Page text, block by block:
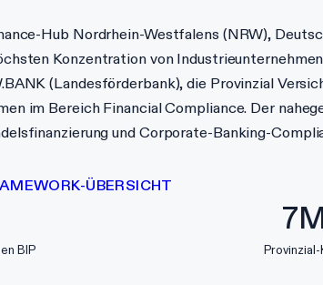
Hub Nordrhein-Westfalens (NRW),
Konzentration von
(Landesförderbank), die Provinzial
im Bereich Financial Compliance. Der
und Corporate-Banking-
ÜBERSICHT
BIP Provinzial-